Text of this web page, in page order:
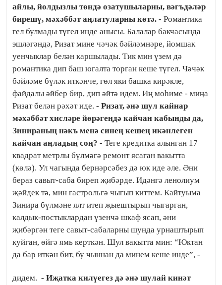
айлы, йолдызлы төндә озатушыларны, вәгъдәләр
бирешү, мәхәббәт аңлатуларны көтә. - Романтика
гел булмады түгел инде анысы. Балалар бакчасында
эшләгәндә, Ризат мине чәчәк бәйләмнәре, йомшак
уенчыклар белән каршылады. Тик мин үзем дә
романтика дип баш югалта торган кеше түгел. Чәчәк
бәйләме бүләк иткәнче, гөл яки башка кирәкле,
файдалы әйбер бир, дип әйтә идем. Иң мөһиме - миңа
Ризат белән рәхәт иде. - Ризат, әнә шул кайнар
мәхәббәт хисләре йөрәгеңдә кайчан кабынды да,
Зинираның нәкъ менә синең кешең икәнлеген
кайчан аңладың соң? - Теге кредитка алынган 17
квадрат метрлы бүлмәгә ремонт ясаган вакытта
(көлә). Ул чагында бернәрсәбез дә юк иде әле. Әни
бераз савыт-саба биреп җибәрде. Идәнгә ленолиум
җәйдек тә, мин гастрольгә чыгып киттем. Кайтуыма
Зинира бүлмәне ялт итеп җыештырып чыгарган,
калдык-постыклардан үзенчә шкаф ясап, әни
җибәргән теге савыт-сабаларны шунда урнаштырып
куйган, өйгә ямь керткән. Шул вакытта мин: “Юктан
да бар иткән бит, бу чыннан да минем кеше инде”, -
дидем. - Иҗатка килүегез дә әнә шулай кинәт